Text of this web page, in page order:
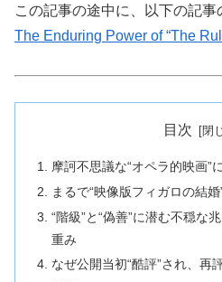
この記事の途中に、以下の記事
The Enduring Power of “The
目次
摩訶不思議な“オペラ的映画”
まるで“映像版フィガロの結
“階級”と“偽善”に潜む不穏
重み
なぜ公開当初“酷評”され、再